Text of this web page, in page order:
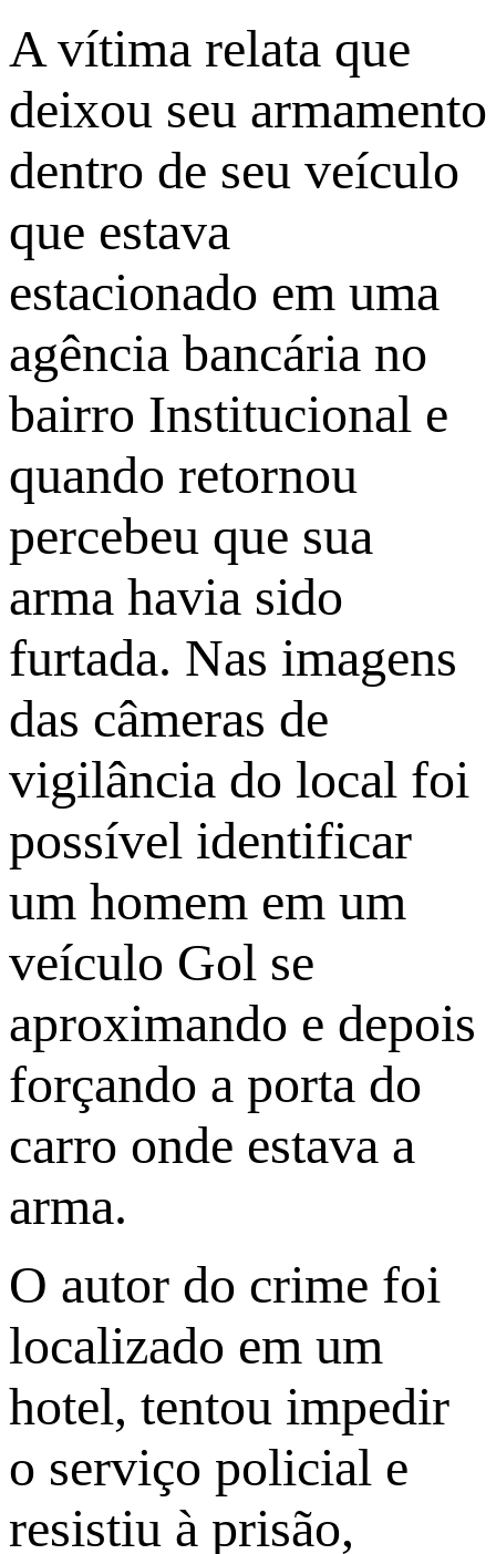
A vítima relata que
deixou seu armamento
dentro de seu veículo
que estava
estacionado em uma
agência bancária no
bairro Institucional e
quando retornou
percebeu que sua
arma havia sido
furtada. Nas imagens
das câmeras de
vigilância do local foi
possível identificar
um homem em um
veículo Gol se
aproximando e depois
forçando a porta do
carro onde estava a
arma.
O autor do crime foi
localizado em um
hotel, tentou impedir
o serviço policial e
resistiu à prisão,